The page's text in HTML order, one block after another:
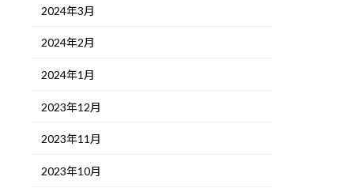
2024年3月
2024年2月
2024年1月
2023年12月
2023年11月
2023年10月